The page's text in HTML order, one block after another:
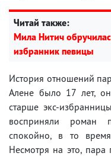
Читай также:
Мила Нитич
избранник певицы
История отношений
Алене было 17 лет,
старше экс-
восприняли роман
спокойно, в то
Несмотря на это,